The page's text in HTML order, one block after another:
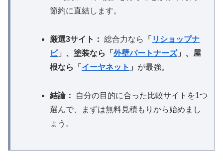
節約に直結します。
厳選3サイト： 総合力なら 「 リショップナ
ビ」 、塗装なら 「外壁パートナーズ」 、屋
根なら
「 イーヤネット 」 が最強。
結論：
自分の目的に合った比較サイトを1つ
選んで、まずは無料見積もりから始めまし
ょう。